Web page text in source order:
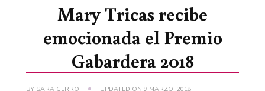
Mary Tricas recibe
emocionada el Premio
Gabardera 2018
BY SARA CERRO UPDATED ON 9 MARZO, 2018